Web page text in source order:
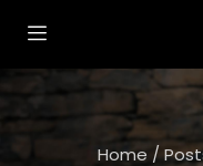
Home /